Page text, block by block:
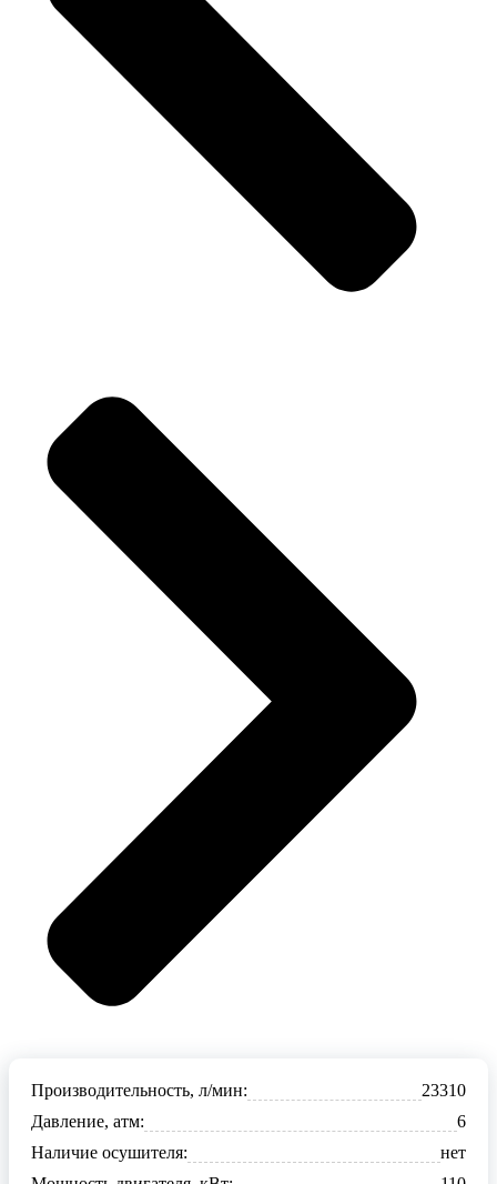
Производительность, л/мин:
23310
Давление, атм:
6
Наличие осушителя:
нет